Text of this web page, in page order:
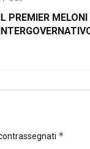
IL PREMIER
*